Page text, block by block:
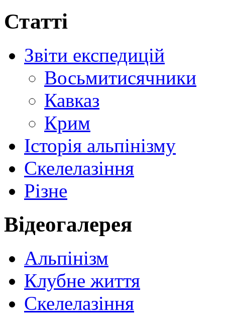
Статті
Звіти експедицій
Восьмитисячники
Кавказ
Крим
Історія альпінізму
Скелелазіння
Різне
Відеогалерея
Альпінізм
Клубне життя
Скелелазіння